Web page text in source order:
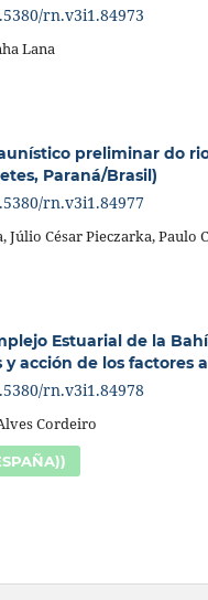
rn.v3i1.84973
Lana
preliminar do rio
Paraná/Brasil)
rn.v3i1.84977
Júlio César Pieczarka, Paulo
Estuarial de la
acción de los factores
rn.v3i1.84978
Cordeiro